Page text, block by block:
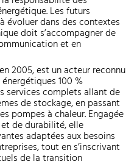
Les futurs
évoluer dans des contextes
doit s’accompagner de
et en
2005, est un acteur reconnu
100 %
services complets allant de
de stockage, en passant
pompes à chaleur. Engagée
de durabilité, elle
adaptées aux besoins
tout en s’inscrivant
de la transition